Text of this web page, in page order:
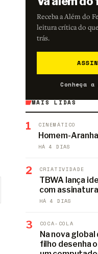
Receba a Além do
leitura crítica do
trás.
Conheça
MAIS LIDAS
1 CINEMÁTICO
Homem-
HÁ 4 DIAS
2 CRIATIVIDADE
TBWA lança
com
HÁ 4 DIAS
3 COCA-COLA
Na nova global
filho desenha